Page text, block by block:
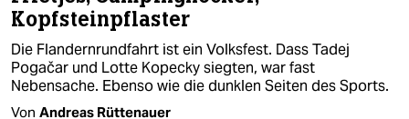
Kopfsteinpflaster
Die Flandernrundfahrt ist ein Volksfest. Dass Tadej
Pogačar und Lotte Kopecky siegten, war fast
Nebensache. Ebenso wie die dunklen Seiten des Sports.
Von Andreas Rüttenauer